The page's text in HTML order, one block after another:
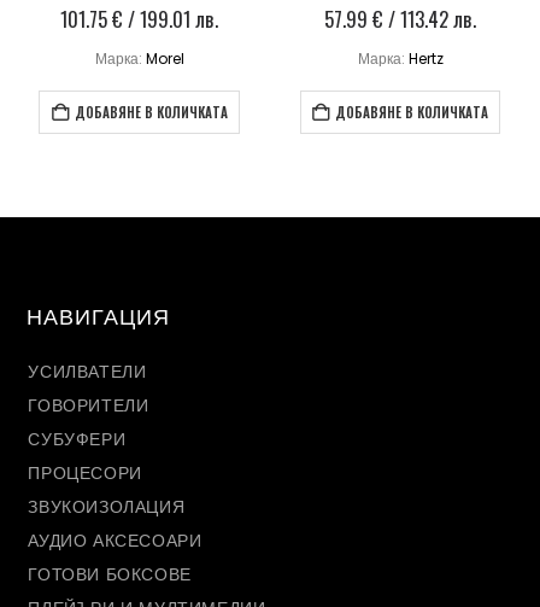
0 out of 5
101.75€ / 199.01 лв.
Марка: Morel
ДОБАВЯНЕ В КОЛИЧКАТА
0 out of 5
57.99€ / 113.42 лв.
Марка: Hertz
ДОБАВЯНЕ В КОЛИЧКАТА
НАВИГАЦИЯ
УСИЛВАТЕЛИ
ГОВОРИТЕЛИ
СУБУФЕРИ
ПРОЦЕСОРИ
ЗВУКОИЗОЛАЦИЯ
АУДИО АКСЕСОАРИ
ГОТОВИ БОКСОВЕ